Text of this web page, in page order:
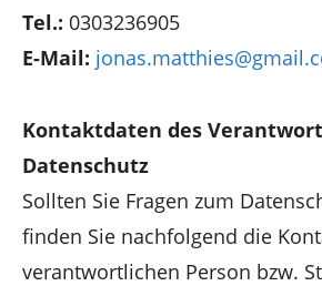
Tel.: 0303236905
E-Mail:
Kontaktdaten des
Datenschutz
Sollten Sie Fragen zum
finden Sie nachfolgend die
verantwortlichen Person bzw.